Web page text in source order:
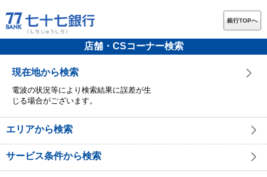
銀行TOPへ
店舗・CSコーナー検索
現在地から検索
電波の状況等により検索結果に誤差が生
じる場合がございます。
エリアから検索
サービス条件から検索